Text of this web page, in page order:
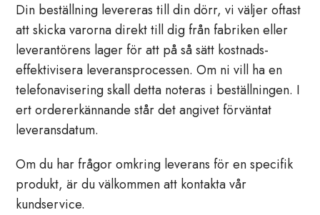
Din beställning levereras till din dörr, vi väljer oftast
att skicka varorna direkt till dig från fabriken eller
leverantörens lager för att på så sätt kostnads-
effektivisera leveransprocessen. Om ni vill ha en
telefonavisering skall detta noteras i beställningen. I
ert ordererkännande står det angivet förväntat
leveransdatum.
Om du har frågor omkring leverans för en specifik
produkt, är du välkommen att kontakta vår
kundservice.